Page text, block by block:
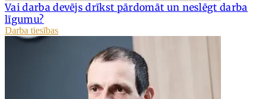
Vai darba devējs drīkst pārdomāt un neslēgt darba
līgumu?
Darba tiesības